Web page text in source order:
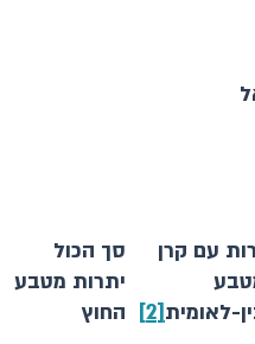
עם קרן
לאומית [2]
סך הכול
יתרות מטבע
החוץ